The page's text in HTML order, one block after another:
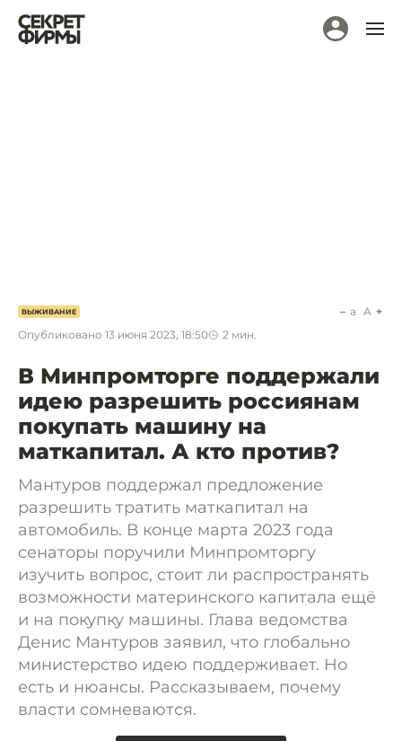
ВЫЖИВАНИЕ
Опубликовано 13 июня 2023, 18:50 2 мин.
a A
В Минпромторге поддержали
идею разрешить россиянам
покупать машину на
маткапитал. А кто против?
Мантуров поддержал предложение
разрешить тратить маткапитал на
автомобиль. В конце марта 2023 года
сенаторы поручили Минпромторгу
изучить вопрос, стоит ли распространять
возможности материнского капитала ещё
и на покупку машины. Глава ведомства
Денис Мантуров заявил, что глобально
министерство идею поддерживает. Но
есть и нюансы. Рассказываем, почему
власти сомневаются.